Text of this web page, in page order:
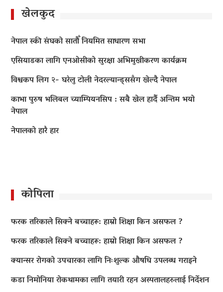
खेलकुद
नेपाल स्की संघको सातौँ नियमित साधारण सभा
एसियाडका लागि एनओसीको सुरक्षा अभिमुखीकरण कार्यक्रम
विश्वकप लिग २- घरेलु टोली नेदरल्यान्ड्ससँग खेल्दै नेपाल
काभा पुरुष भलिबल च्याम्पियनसिप : सबै खेल हार्दै अन्तिम भयो
नेपाल
नेपालको हारै हार
कोपिला
फरक तरिकाले सिक्ने बच्चाहरू: हाम्रो शिक्षा किन असफल ?
फरक तरिकाले सिक्ने बच्चाहरू: हाम्रो शिक्षा किन असफल ?
क्यान्सर रोगको उपचारका लागि निःशुल्क औषधि उपलब्ध गराइने
कडा निमोनिया रोकथामका लागि तयारी रहन अस्पतालहरुलाई निर्देशन